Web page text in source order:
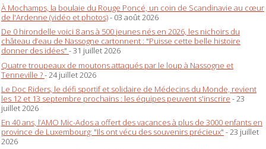
À Mochamps, la boulaie du Rouge Poncé, un coin de Scandinavie au cœur
de l'Ardenne (vidéo et photos)- 03 août 2026
De 0 hirondelle voici 8 ans à 500 jeunes nés en 2026, les nichoirs du
château d’eau de Nassogne cartonnent : "Puisse cette belle histoire
donner des idées" - 31 juillet 2026
Quatre troupeaux de moutons attaqués par le loup à Nassogne et
Tenneville ?- 24 juillet 2026
Le Doc Riders, le défi sportif et solidaire de Médecins du Monde, revient
les 12 et 13 septembre prochains : les équipes peuvent s'inscrire - 23
juillet 2026
En 40 ans, l’AMO Mic-Ados a offert des vacances à plus de 3000 enfants en
province de Luxembourg: "Ils ont vécu des souvenirs précieux" - 23 juillet
2026